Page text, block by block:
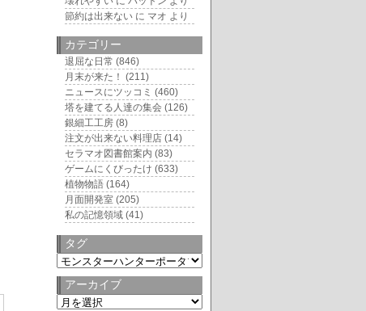
節約は出来ない に マオ より
カテゴリー
退屈な日常 (846)
月末が来た！ (211)
ニュースにツッコミ (460)
塔を建てる人達の集会 (126)
銀細工工房 (8)
注文が出来ない料理店 (14)
セラマオ図書館案内 (83)
ゲームにくびったけ (633)
植物物語 (164)
月面開発室 (205)
私の記憶領域 (41)
タグ
タ
アーカイブ
ア